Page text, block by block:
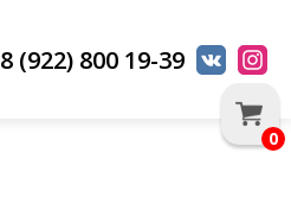
8 (922) 800 19-39
0